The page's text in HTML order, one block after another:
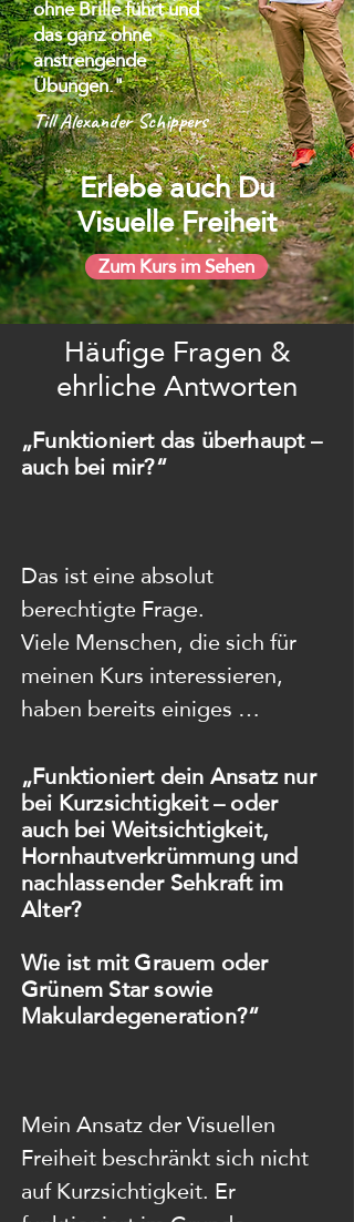
ohne Brille führt und
das ganz ohne
anstrengende
Übungen."
Till Alexander Schippers
Zum Kurs im Sehen
Erlebe auch Du
Visuelle Freiheit
Häufige Fragen &
ehrliche Antworten
„Funktioniert das überhaupt –
auch bei mir?“
Das ist eine absolut
berechtigte Frage.
Viele Menschen, die sich für
meinen Kurs interessieren,
haben bereits einiges
Energie und auch finanziellen
Investitionen, ohne den
gewünschten Erfolg zu
erleben. Dass daraus Skepsis
entsteht, ist nur verständlich.
Mir ging es früher ganz ähnlich.
Als ich selbst noch
Brillenträger war, konnte ich
meine Sehkraft wieder
herstellen lässt – schon gar
nicht bei mir. Schließlich war
ohne Brille alles
„Funktioniert dein Ansatz nur
bei Kurzsichtigkeit – oder
auch bei Weitsichtigkeit,
Hornhautverkrümmung und
nachlassender Sehkraft im
Alter?
Wie ist mit Grauem oder
Grünem Star sowie
Makulardegeneration?“
Mein Ansatz der Visuellen
Freiheit beschränkt sich nicht
auf Kurzsichtigkeit. Er